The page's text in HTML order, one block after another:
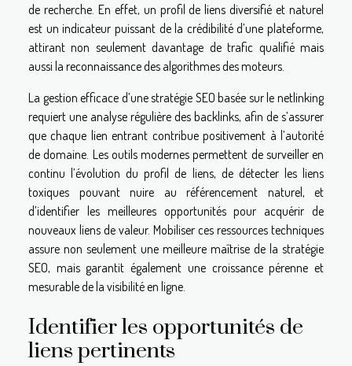
de recherche. En effet, un profil de liens diversifié et naturel
est un indicateur puissant de la crédibilité d’une plateforme,
attirant non seulement davantage de trafic qualifié mais
aussi la reconnaissance des algorithmes des moteurs.
La gestion efficace d’une stratégie SEO basée sur le netlinking
requiert une analyse régulière des backlinks, afin de s’assurer
que chaque lien entrant contribue positivement à l’autorité
de domaine. Les outils modernes permettent de surveiller en
continu l’évolution du profil de liens, de détecter les liens
toxiques pouvant nuire au référencement naturel, et
d’identifier les meilleures opportunités pour acquérir de
nouveaux liens de valeur. Mobiliser ces ressources techniques
assure non seulement une meilleure maîtrise de la stratégie
SEO, mais garantit également une croissance pérenne et
mesurable de la visibilité en ligne.
Identifier les opportunités de
liens pertinents